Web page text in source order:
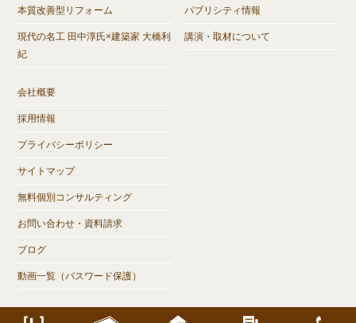
本質改善型リフォーム
現代の名工 田中淳氏×建築家 大橋利
紀
パブリシティ情報
講演・取材について
会社概要
採用情報
プライバシーポリシー
サイトマップ
無料個別コンサルティング
お問い合わせ・資料請求
ブログ
動画一覧（パスワード保護）